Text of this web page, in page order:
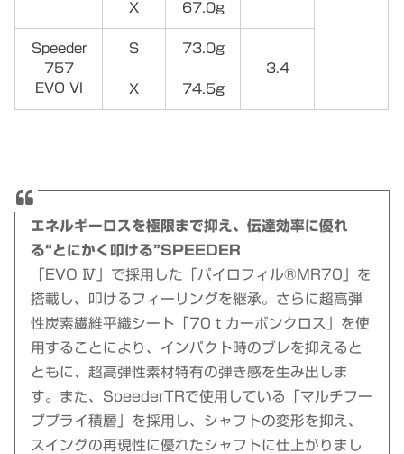
X 67.0g
Speeder
757
EVO VI
S
73.0g
3.4
X
74.5g
エネルギーロスを極限まで抑え、伝達効率に優れ
る“とにかく叩ける”SPEEDER
「EVO Ⅳ」で採用した「パイロフィル®MR70」を
搭載し、叩けるフィーリングを継承。さらに超高弾
性炭素繊維平織シート「70ｔカーボンクロス」を使
用することにより、インパクト時のブレを抑えると
ともに、超高弾性素材特有の弾き感を生み出しま
す。また、SpeederTRで使用している「マルチフー
ププライ積層」を採用し、シャフトの変形を抑え、
スイングの再現性に優れたシャフトに仕上がりまし